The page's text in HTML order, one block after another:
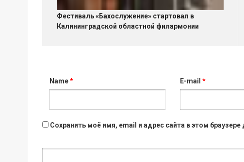
Фестиваль «Бахослужение» стартовал в
Калининградской областной филармонии
Name* E-mail*
Сохранить моё имя, email и адрес сайта в этом